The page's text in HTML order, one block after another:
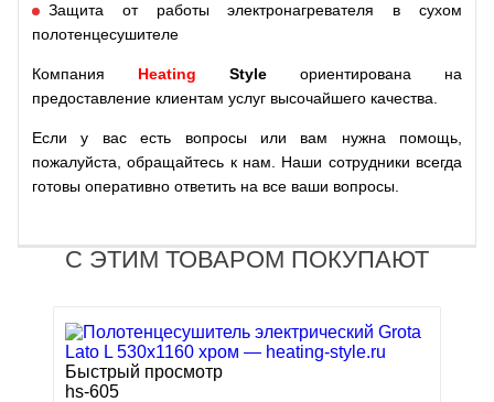
Защита от работы электронагревателя в сухом
полотенцесушителе
Компания Heating Style ориентирована на
предоставление клиентам услуг высочайшего качества.
Если у вас есть вопросы или вам нужна помощь,
пожалуйста, обращайтесь к нам. Наши сотрудники всегда
готовы оперативно ответить на все ваши вопросы.
С ЭТИМ ТОВАРОМ ПОКУПАЮТ
Быстрый просмотр
hs-605